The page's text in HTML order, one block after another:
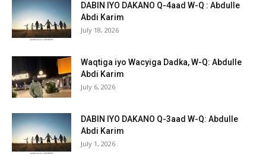
DABIN IYO DAKANO Q-4aad W-Q : Abdulle
Abdi Karim
July 18, 2026
Waqtiga iyo Wacyiga Dadka, W-Q: Abdulle
Abdi Karim
July 6, 2026
DABIN IYO DAKANO Q-3aad W-Q: Abdulle
Abdi Karim
July 1, 2026